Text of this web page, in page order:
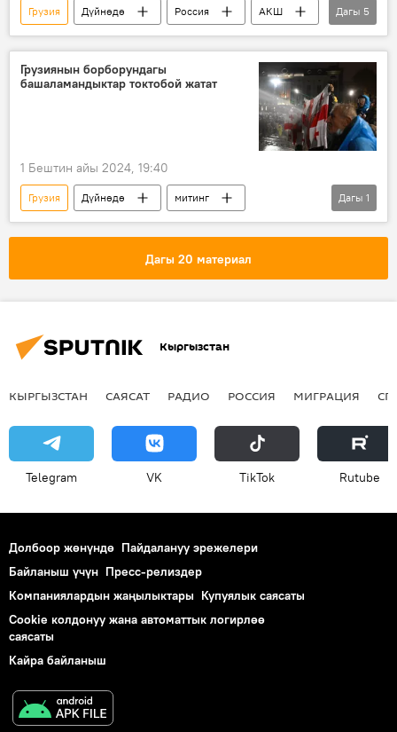
Грузия Дүйнөдө Россия
АКШ
Улуу Британия
Молдова
Сергей Нарышкин
Геосаясат
Дагы 5
Грузиянын борборундагы
башаламандыктар токтобой жатат
1 Бештин айы 2024, 19:40
Грузия Дүйнөдө
митинг
Батыш
полиция
Дагы 1
Дагы 20 материал
Кыргызстан
КЫРГЫЗСТАН САЯСАТ РАДИО РОССИЯ МИГРАЦИЯ
Telegram VK ТikТоk Rutube
Долбоор жөнүндө Пайдалануу эрежелери
Байланыш үчүн Пресс-релиздер
Компаниялардын жаңылыктары Купуялык саясаты
Cookie колдонуу жана автоматтык логирлөө
саясаты
Кайра байланыш